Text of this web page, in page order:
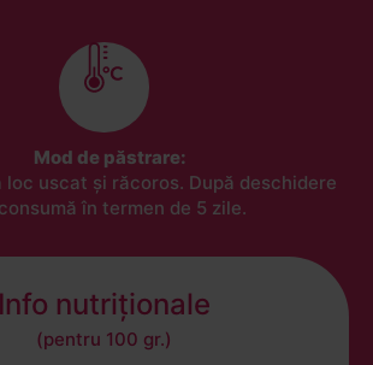
Mod de păstrare:
loc uscat și răcoros. După deschidere
în termen de 5 zile.
Info nutriționale
(pentru 100 gr.)